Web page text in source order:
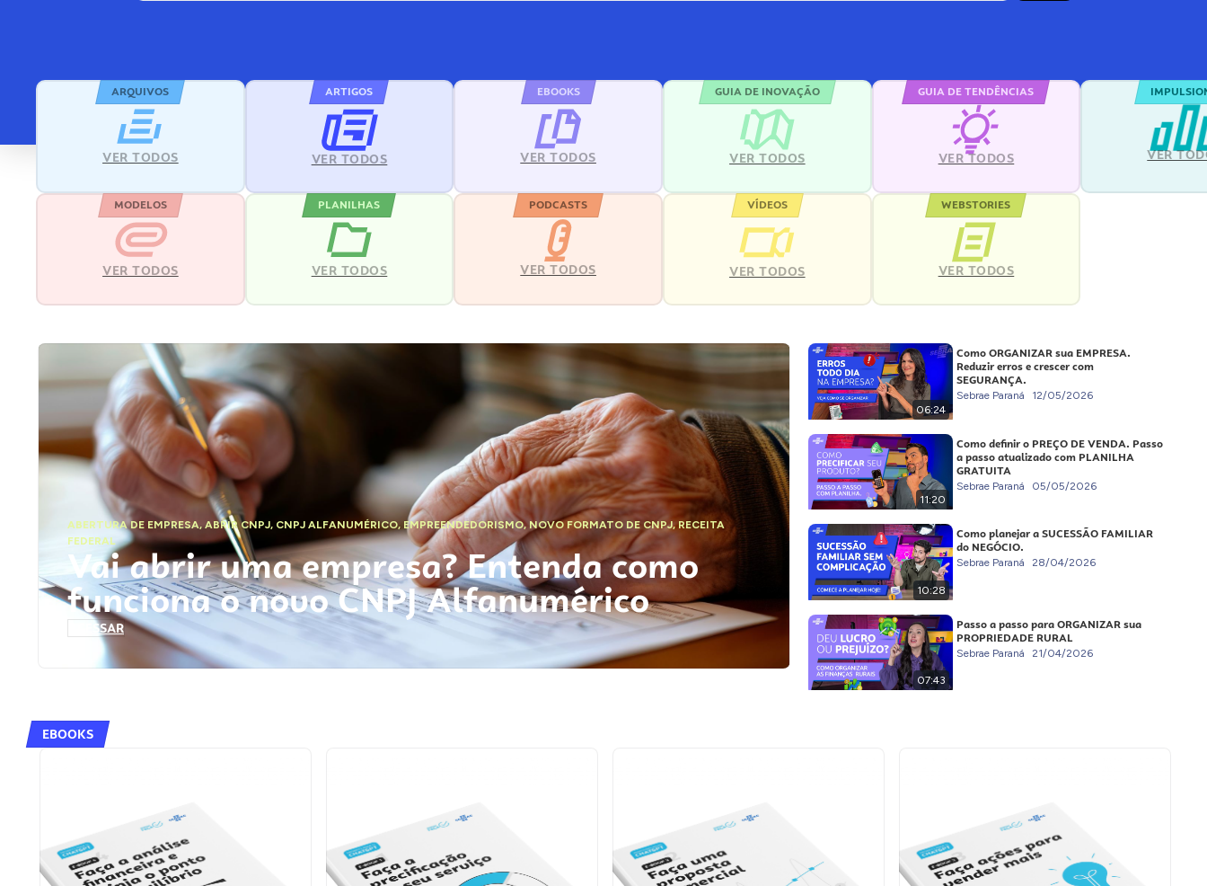
ARQUIVOS
VER TODOS
ARTIGOS
VER TODOS
EBOOKS
VER TODOS
GUIA DE INOVAÇÃO
VER TODOS
GUIA DE TENDÊNCIAS
VER TODOS VER
MODELOS
VER TODOS
PLANILHAS
VER TODOS
PODCASTS
VER TODOS
VÍDEOS
VER TODOS
WEBSTORIES
VER TODOS
ABERTURA DE EMPRESA,ABRIR CNPJ, CNPJ ALFANUMÉRICO, EMPREENDEDORISMO,NOVO FORMATO DE CNPJ,RECEITA
FEDERAL
Vai abrir uma empresa? Entenda como
funciona o novo CNPJ Alfanumérico
ACESSAR
06:24
Como ORGANIZAR sua EMPRESA.
Reduzir erros e crescer com
SEGURANÇA.
Sebrae Paraná 12/05/2026
11:20
Como definir o PREÇO DE VENDA. Passo
a passo atualizado com PLANILHA
GRATUITA
Sebrae Paraná 05/05/2026
10:28
Como planejar a SUCESSÃO FAMILIAR
do NEGÓCIO.
Sebrae Paraná 28/04/2026
07:43
Passo a passo para ORGANIZAR sua
PROPRIEDADE RURAL
Sebrae Paraná 21/04/2026
EBOOKS